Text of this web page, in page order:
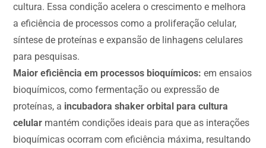
cultura. Essa condição acelera o crescimento e melhora
a eficiência de processos como a proliferação celular,
síntese de proteínas e expansão de linhagens celulares
para pesquisas.
Maior eficiência em processos bioquímicos:em ensaios
bioquímicos, como fermentação ou expressão de
proteínas, a incubadora shaker orbital para cultura
celular mantém condições ideais para que as interações
bioquímicas ocorram com eficiência máxima, resultando